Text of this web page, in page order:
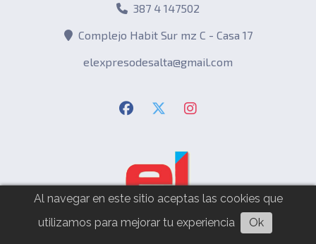
387 4 147502
Complejo Habit Sur mz C - Casa 17
elexpresodesalta@gmail.com
Al navegar en este sitio aceptas las cookies que
utilizamos para mejorar tu experiencia
Ok